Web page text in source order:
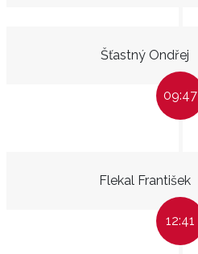
Šťastný Ondřej
09:47
Flekal František
12:41